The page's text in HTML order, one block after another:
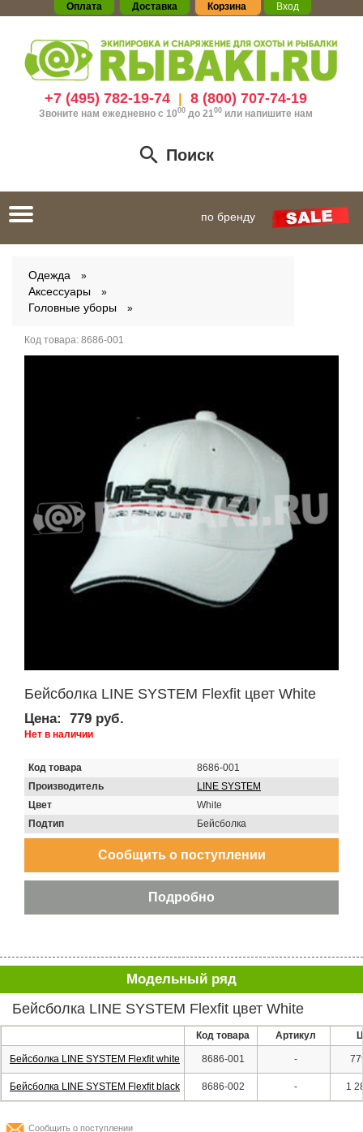
Оплата Доставка Корзина Вход
+7 (495) 782-19-74| 8 (800) 707-74-19
Звоните нам ежедневно с 1000до 21 00 или напишите нам
Поиск
Toggle
navigation
по бренду
Одежда
Аксессуары
Головные уборы
Код товара: 8686-001
Бейсболка LINE SYSTEM Flexfit цвет White
Цена: 779 руб.
Нет в наличии
Код товара
8686-001
Производитель
LINE SYSTEM
Цвет
White
Подтип
Бейсболка
Модельный ряд
Бейсболка LINE SYSTEM Flexfit цвет White
Код товара Артикул
Бейсболка LINE SYSTEM Flexfit white 8686-001 -
Бейсболка LINE SYSTEM Flexfit black 8686-002 - 1
Сообщить о поступлении